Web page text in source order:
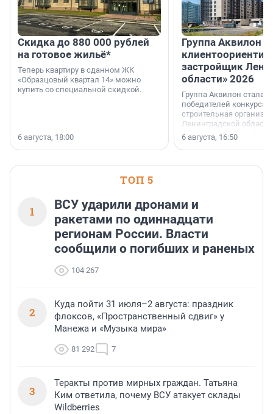
Скидка до 880 000 рублей
на готовое жильё*
Теперь квартиру в сданном ЖК
«Образцовый квартал 14» можно
купить со специальной скидкой.
6 августа, 18:00
Группа Аквилон
застройщик
области» 2026
Группа Аквилон стала
победителей конкурса
строительная
Ленинградской области
номинации «Самый
застройщик
области».
6 августа, 16:50
ТОП 5
1
ВСУ ударили дронами и
ракетами по одиннадцати
регионам России. Власти
сообщили о погибших и раненых
104 267
2
Куда пойти 31 июля–2 августа: праздник
флоксов, «Пространственный сдвиг» у
Манежа и «Музыка мира»
81 292 7
3
Теракты против мирных граждан. Татьяна
Ким ответила, почему ВСУ атакует склады
Wildberries